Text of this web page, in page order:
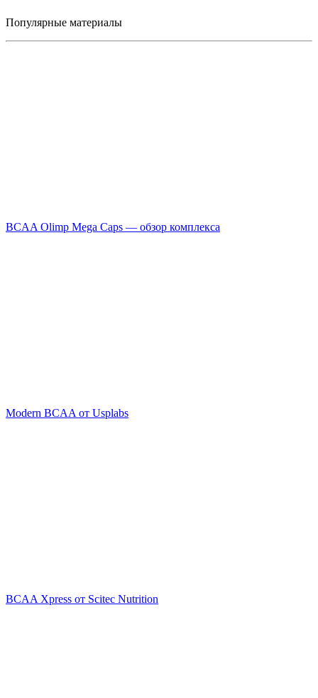
Популярные материалы
BCAA Olimp Mega Caps — обзор комплекса
Modern BCAA от Usplabs
BCAA Xpress от Scitec Nutrition